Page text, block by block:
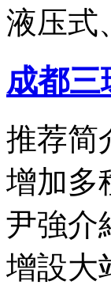
液压式
成都三
推荐简
增加多
尹強介
增設大